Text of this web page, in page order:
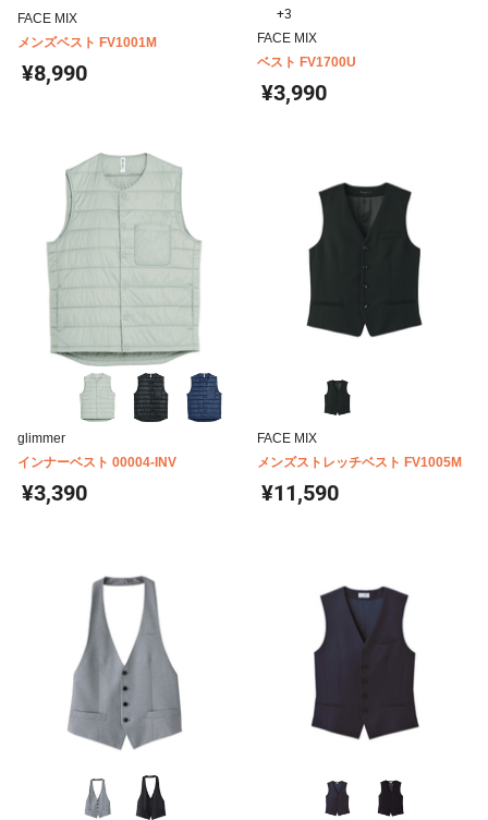
FACE MIX
メンズベスト FV1001M
¥8,990
+3
FACE MIX
ベスト FV1700U
¥3,990
glimmer
インナーベスト 00004-INV
¥3,390
FACE MIX
メンズストレッチベスト FV1005M
¥11,590